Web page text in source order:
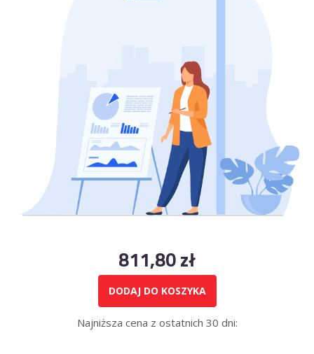
811,80zł
DODAJ DO KOSZYKA
Najniższa cena z ostatnich 30 dni: